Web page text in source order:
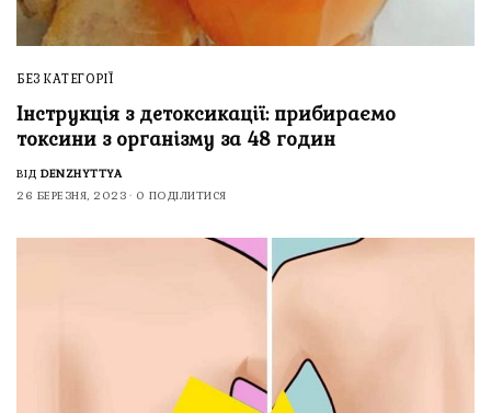
БЕЗ КАТЕГОРІЇ
Інструкція з детоксикації: прибираємо
токсини з організму за 48 годин
ВІД DENZHYTTYA
26 БЕРЕЗНЯ, 2023
0 ПОДІЛИТИСЯ